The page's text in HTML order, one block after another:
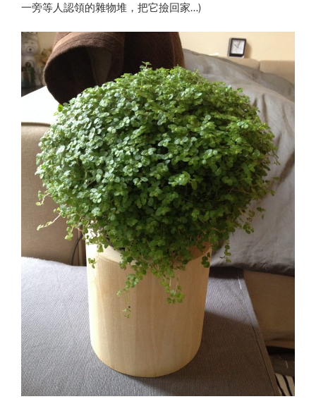
一旁等人認領的雜物堆，把它撿回家…)